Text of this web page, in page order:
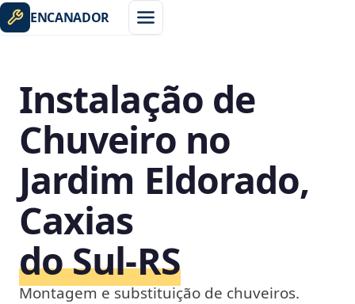
ENCANADOR
Instalação de
Chuveiro no
Jardim Eldorado,
Caxias
do Sul‑RS
Montagem e substituição de chuveiros.